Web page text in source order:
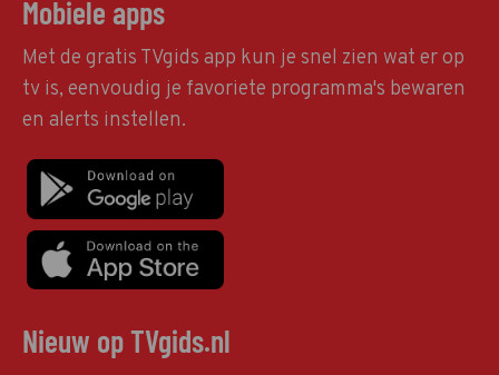
Mobiele apps
Met de gratis TVgids app kun je snel zien wat er op
tv is, eenvoudig je favoriete programma's bewaren
en alerts instellen.
Nieuw op TVgids.nl